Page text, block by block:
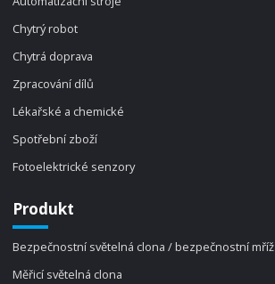
Chytrý robot
Chytrá doprava
Zpracování dílů
Lékařské a chemické
Spotřební zboží
Fotoelektrické senzory
Produkt
Bezpečnostní světelná clona / bezpečnostní mříž
Měřicí světelná clona